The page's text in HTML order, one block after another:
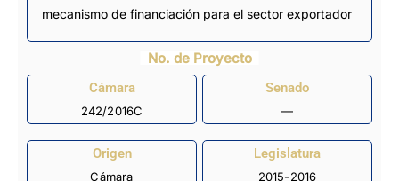
mecanismo de financiación para el sector exportador
No. de Proyecto
Cámara
242/2016C
Senado
—
Origen
Cámara
Legislatura
2015-2016